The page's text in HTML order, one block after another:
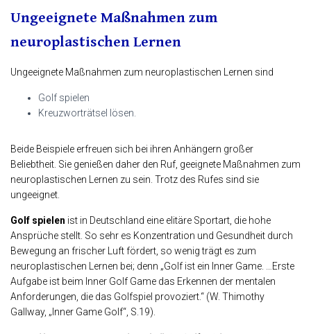
Ungeeignete Maßnahmen zum
neuroplastischen Lernen
Ungeeignete Maßnahmen zum neuroplastischen Lernen sind
Golf spielen
Kreuzworträtsel lösen.
Beide Beispiele erfreuen sich bei ihren Anhängern großer
Beliebtheit. Sie genießen daher den Ruf, geeignete Maßnahmen zum
neuroplastischen Lernen zu sein. Trotz des Rufes sind sie
ungeeignet.
Golf spielen ist in Deutschland eine elitäre Sportart, die hohe
Ansprüche stellt. So sehr es Konzentration und Gesundheit durch
Bewegung an frischer Luft fördert, so wenig trägt es zum
neuroplastischen Lernen bei; denn „Golf ist ein Inner Game. …Erste
Aufgabe ist beim Inner Golf Game das Erkennen der mentalen
Anforderungen, die das Golfspiel provoziert.“ (W. Thimothy
Gallway, „Inner Game Golf“, S.19).